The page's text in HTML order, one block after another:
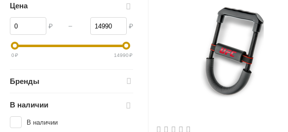
Цена
₽ – ₽
0₽ 14990₽
Бренды
В наличии
В наличии